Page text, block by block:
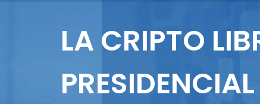
LA CRIPTO
PRESIDENCIAL